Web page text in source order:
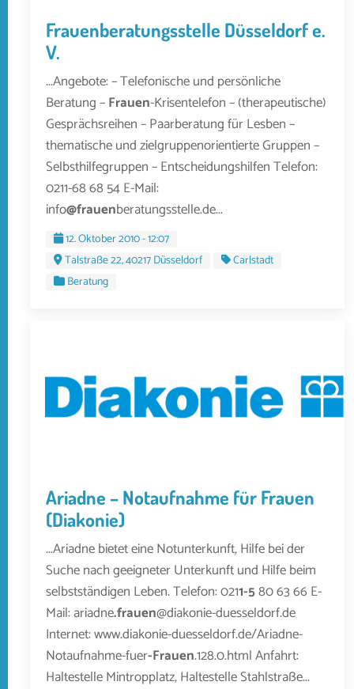
Frauenberatungsstelle Düsseldorf e.
V.
...Angebote: – Telefonische und persönliche
Beratung –Frauen-Krisentelefon – (therapeutische)
Gesprächsreihen – Paarberatung für Lesben –
thematische und zielgruppenorientierte Gruppen –
Selbsthilfegruppen – Entscheidungshilfen Telefon:
0211-68 68 54 E-Mail:
info@frauenberatungsstelle.de...
12. Oktober 2010 - 12:07
Talstraße 22, 40217 Düsseldorf
Carlstadt
Beratung
Ariadne – Notaufnahme für Frauen
(Diakonie)
...Ariadne bietet eine Notunterkunft, Hilfe bei der
Suche nach geeigneter Unterkunft und Hilfe beim
selbstständigen Leben. Telefon: 0211-580 63 66 E-
Mail: ariadne.frauen@diakonie-duesseldorf.de
Internet: www.diakonie-duesseldorf.de/Ariadne-
Notaufnahme-fuer-Frauen.128.0.html Anfahrt:
Haltestelle Mintropplatz, Haltestelle Stahlstraße...